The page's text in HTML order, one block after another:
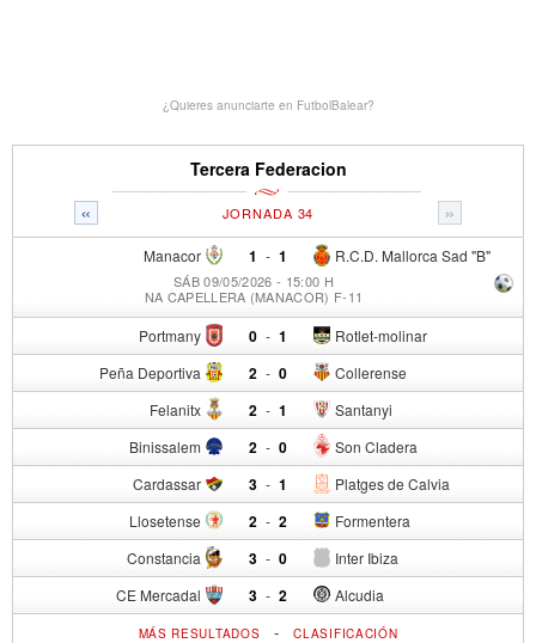
¿Quieres anunciarte en FutbolBalear?
Tercera Federacion
« »
JORNADA 34
Manacor 1 - R.C.D. Mallorca Sad "B"
1
SÁB 09/05/2026 - 15:00 H
NA CAPELLERA (MANACOR) F-11
Portmany 0 - Rotlet-molinar
1
Peña Deportiva 2 - Collerense
0
Felanitx 2 - Santanyi
1
Binissalem 2 - Son Cladera
0
Cardassar 3 - Platges de Calvia
1
Llosetense 2 - Formentera
2
Constancia 3 - Inter Ibiza
0
CE Mercadal 3 - Alcudia
2
MÁS RESULTADOS -CLASIFICACIÓN